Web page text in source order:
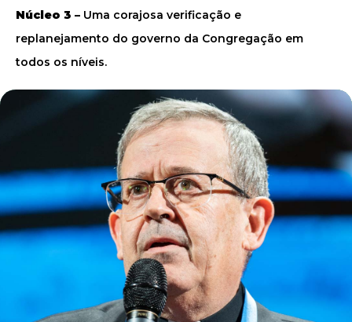
Núcleo 3 – Uma corajosa verificação e
replanejamento do governo da Congregação em
todos os níveis.